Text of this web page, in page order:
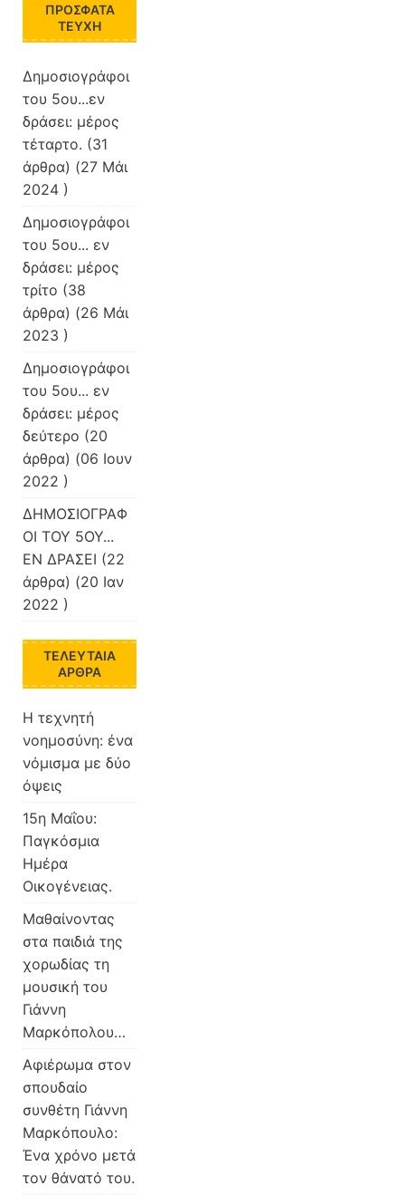
ΠΡΌΣΦΑΤΑ
ΤΕΎΧΗ
Δημοσιογράφοι
του 5ου...εν
δράσει: μέρος
τέταρτο. (31
άρθρα) (27 Μάι
2024 )
Δημοσιογράφοι
του 5ου... εν
δράσει: μέρος
τρίτο (38
άρθρα) (26 Μάι
2023 )
Δημοσιογράφοι
του 5ου... εν
δράσει: μέρος
δεύτερο (20
άρθρα) (06 Ιουν
2022 )
ΔΗΜΟΣΙΟΓΡΑΦ
ΟΙ ΤΟΥ 5ΟΥ...
ΕΝ ΔΡΑΣΕΙ (22
άρθρα) (20 Ιαν
2022 )
ΤΕΛΕΥΤΑΊΑ
ΆΡΘΡΑ
Η τεχνητή
νοημοσύνη: ένα
νόμισμα με δύο
όψεις
15η Μαΐου:
Παγκόσμια
Ημέρα
Οικογένειας.
Μαθαίνοντας
στα παιδιά της
χορωδίας τη
μουσική του
Γιάννη
Μαρκόπολου…
Αφιέρωμα στον
σπουδαίο
συνθέτη Γιάννη
Μαρκόπουλο:
Ένα χρόνο μετά
τον θάνατό του.